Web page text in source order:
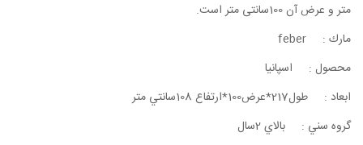
متر و عرض آن 100سانتی متر است.
مارك : feber
محصول : اسپانيا
ابعاد : طول217*عرض100*ارتفاع 108سانتي متر
گروه سني : بالاي 2سال